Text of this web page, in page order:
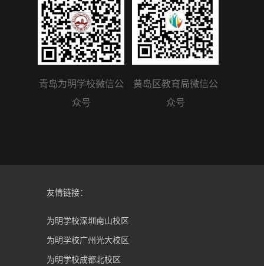
青岛为明学校微信公
众号
黄岛区教育局微信公
众号
友情链接：
为明学校深圳南山校区
为明学校广州光大校区
为明学校成都北校区